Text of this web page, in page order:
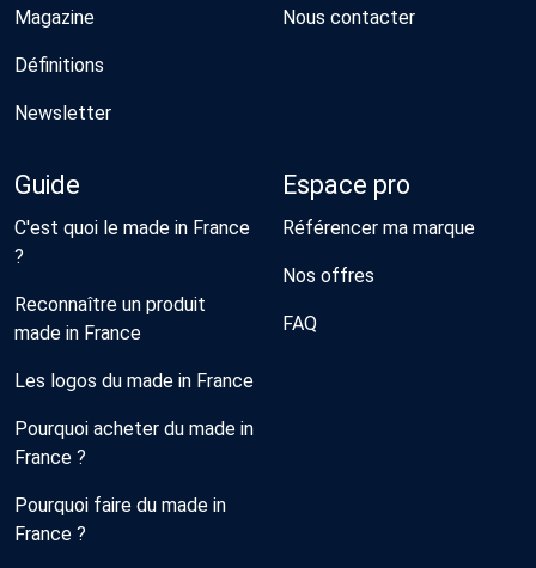
Magazine
Définitions
Newsletter
Nous contacter
Guide
C'est quoi le made in France
?
Reconnaître un produit
made in France
Les logos du made in France
Pourquoi acheter du made in
France ?
Pourquoi faire du made in
France ?
Espace pro
Référencer ma marque
Nos offres
FAQ